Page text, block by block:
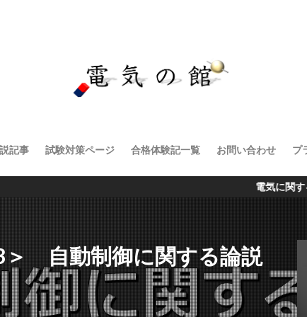
記事 試験対策ページ 合格体験記一覧 お問い合わせ プ
電気に関する解説記事
＞ 自動制御に関する論説